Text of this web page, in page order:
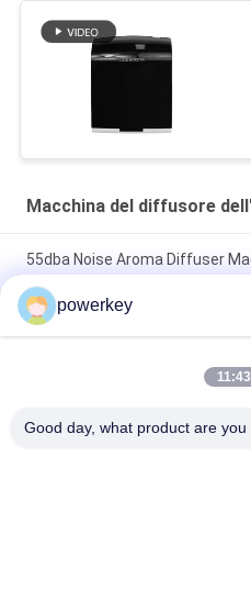
Macchina del diffusore
55dba Noise Aroma Diffuser
essenziale a muro in plastica
Diffusore di aromi a parete con
con flacone da 60ml
powerkey
Good day, what product are